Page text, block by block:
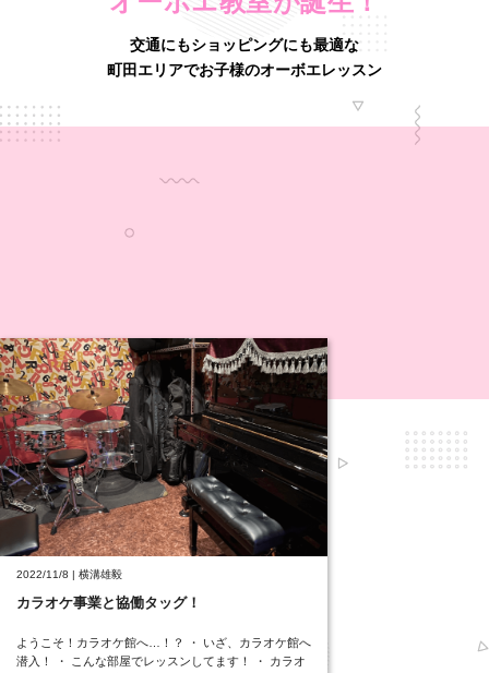
交通にもショッピングにも最適な
町田エリアでお子様のオーボエレッスン
2022/11/8 | 横溝雄毅
カラオケ事業と協働タッグ！
ようこそ！カラオケ館へ…！？ ・ いざ、カラオケ館へ
潜入！ ・ こんな部屋でレッスンしてます！ ・ カラオ